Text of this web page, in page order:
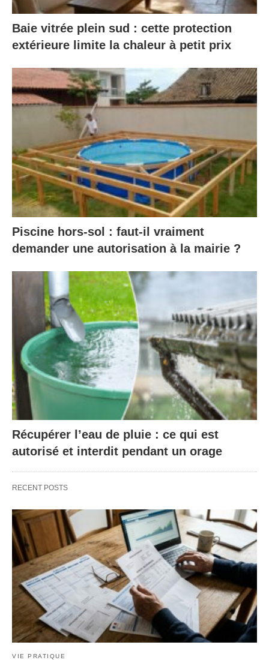
Baie vitrée plein sud : cette protection
extérieure limite la chaleur à petit prix
Piscine hors-sol : faut-il vraiment
demander une autorisation à la mairie ?
Récupérer l’eau de pluie : ce qui est
autorisé et interdit pendant un orage
RECENT POSTS
VIE PRATIQUE